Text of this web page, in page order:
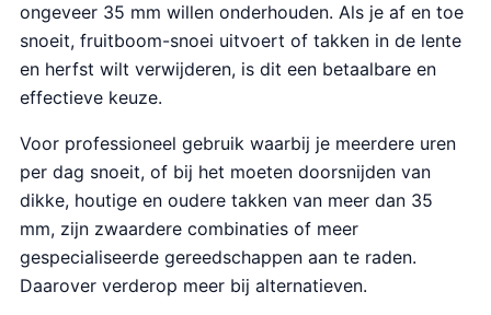
ongeveer 35 mm willen onderhouden. Als je af en toe
snoeit, fruitboom-snoei uitvoert of takken in de lente
en herfst wilt verwijderen, is dit een betaalbare en
effectieve keuze.
Voor professioneel gebruik waarbij je meerdere uren
per dag snoeit, of bij het moeten doorsnijden van
dikke, houtige en oudere takken van meer dan 35
mm, zijn zwaardere combinaties of meer
gespecialiseerde gereedschappen aan te raden.
Daarover verderop meer bij alternatieven.